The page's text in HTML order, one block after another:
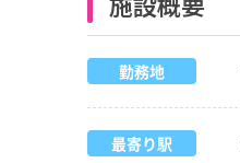
勤務地
最寄り駅